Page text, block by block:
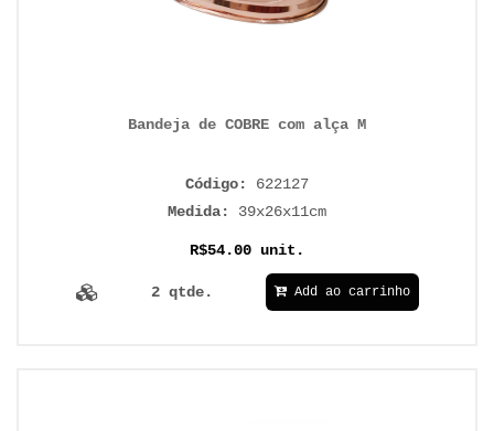
Bandeja de COBRE com alça M
Código: 622127
Medida: 39x26x11cm
R$54.00 unit.
2 qtde. Add ao carrinho